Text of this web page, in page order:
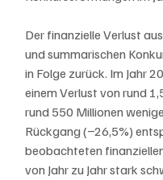
Der finanzielle Verlust
und summarischen
in Folge zurück. Im Jahr
einem Verlust von rund
rund 550 Millionen
Rückgang (−26,5%)
beobachteten
von Jahr zu Jahr stark